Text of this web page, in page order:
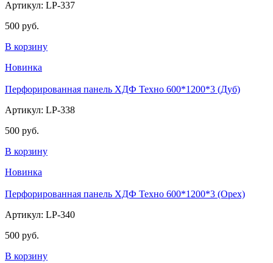
Артикул: LP-337
500 руб.
В корзину
Новинка
Перфорированная панель ХДФ Техно 600*1200*3 (Дуб)
Артикул: LP-338
500 руб.
В корзину
Новинка
Перфорированная панель ХДФ Техно 600*1200*3 (Орех)
Артикул: LP-340
500 руб.
В корзину